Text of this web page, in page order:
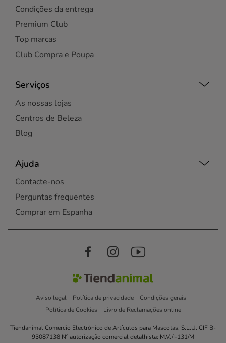
Condições da entrega
Premium Club
Top marcas
Club Compra e Poupa
Serviços
As nossas lojas
Centros de Beleza
Blog
Ajuda
Contacte-nos
Perguntas frequentes
Comprar em Espanha
Aviso legal Política de privacidade
Condições gerais
Política de Cookies
Livro de Reclamações online
Tiendanimal Comercio Electrónico de Artículos para Mascotas, S.L.U. CIF B-
93087138 Nº autorização comercial detalhista: M.V./I-131/M